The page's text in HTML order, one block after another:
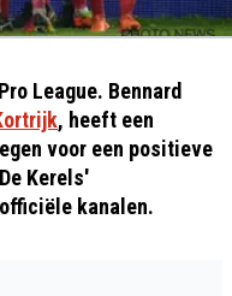
League. Bennard
, heeft een
voor een positieve
Kerels'
kanalen.